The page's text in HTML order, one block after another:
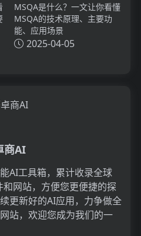
MSQA是什么？一文让你看懂
MSQA的技术原理、主要功
能、应用场景
2025-04-05
商AI
AI工具箱，累计收录全球
和网站，方便您更便捷的探
更新好的AI应用，力争做全
站，欢迎您成为我们的一